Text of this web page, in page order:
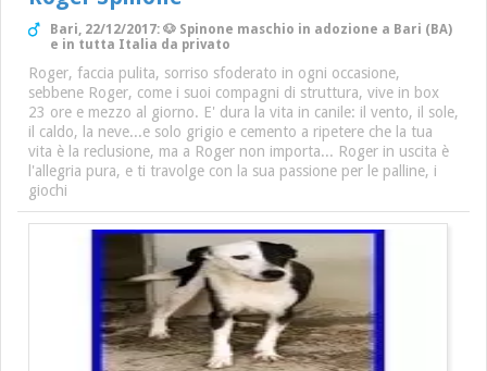
Bari, 22/12/2017: 🐶 Spinone maschio in adozione a Bari (BA)
e in tutta Italia da privato
Roger, faccia pulita, sorriso sfoderato in ogni occasione,
sebbene Roger, come i suoi compagni di struttura, vive in box
23 ore e mezzo al giorno. E' dura la vita in canile: il vento, il sole,
il caldo, la neve...e solo grigio e cemento a ripetere che la tua
vita è la reclusione, ma a Roger non importa... Roger in uscita è
l'allegria pura, e ti travolge con la sua passione per le palline, i
giochi